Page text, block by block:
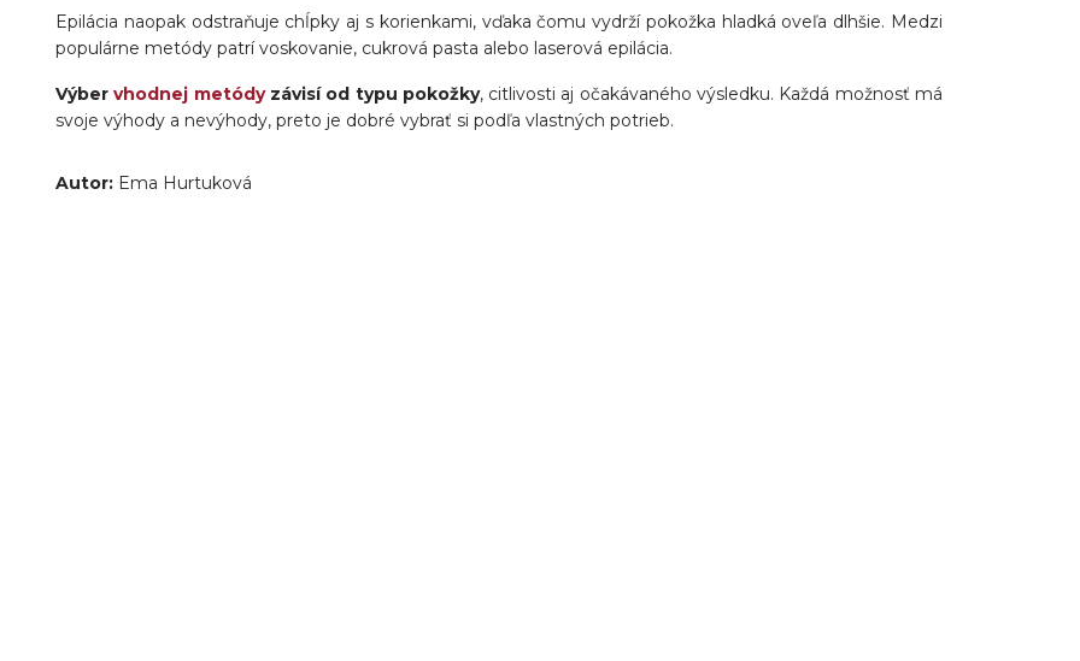
Epilácia naopak odstraňuje chĺpky aj s korienkami, vďaka čomu vydrží pokožka hladká oveľa dlhšie. Medzi
populárne metódy patrí voskovanie, cukrová pasta alebo laserová epilácia.
Výbervhodnej metódyzávisí od typu pokožky, citlivosti aj očakávaného výsledku. Každá možnosť má
svoje výhody a nevýhody, preto je dobré vybrať si podľa vlastných potrieb.
Autor: Ema Hurtuková